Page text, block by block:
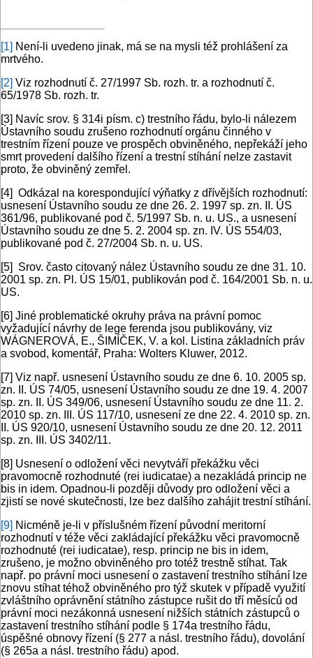
[1] Není-li uvedeno jinak, má se na mysli též prohlášení za
mrtvého.
[2] Viz rozhodnutí č. 27/1997 Sb. rozh. tr. a rozhodnutí č.
65/1978 Sb. rozh. tr.
[3] Navíc srov. § 314i písm. c) trestního řádu, bylo-li nálezem
Ústavního soudu zrušeno rozhodnutí orgánu činného v
trestním řízení pouze ve prospěch obviněného, nepřekáží jeho
smrt provedení dalšího řízení a trestní stíhání nelze zastavit
proto, že obviněný zemřel.
[4] Odkázal na korespondující výňatky z dřívějších rozhodnutí:
usnesení Ústavního soudu ze dne 26. 2. 1997 sp. zn. II. ÚS
361/96, publikované pod č. 5/1997 Sb. n. u. US., a usnesení
Ústavního soudu ze dne 5. 2. 2004 sp. zn. IV. ÚS 554/03,
publikované pod č. 27/2004 Sb. n. u. US.
[5]
Srov. často citovaný nález Ústavního soudu ze dne 31. 10.
2001 sp. zn. Pl. ÚS 15/01, publikován pod č. 164/2001 Sb. n. u.
US.
[6] Jiné problematické okruhy práva na právní pomoc
vyžadující návrhy de lege ferenda jsou publikovány, viz
WÁGNEROVÁ, E., ŠIMÍČEK, V. a kol. Listina základních práv
a svobod, komentář, Praha: Wolters Kluwer, 2012.
[7] Viz např. usnesení Ústavního soudu ze dne 6. 10. 2005 sp.
zn. II. ÚS 74/05, usnesení Ústavního soudu ze dne 19. 4. 2007
sp. zn. II. ÚS 349/06, usnesení Ústavního soudu ze dne 11. 2.
2010 sp. zn. III. ÚS 117/10, usnesení ze dne 22. 4. 2010 sp. zn.
II. ÚS 920/10, usnesení Ústavního soudu ze dne 20. 12. 2011
sp. zn. III. ÚS 3402/11.
[8] Usnesení o odložení věci nevytváří překážku věci
pravomocně rozhodnuté (rei iudicatae) a nezakládá princip ne
bis in idem. Opadnou-li později důvody pro odložení věci a
zjistí se nové skutečnosti, lze bez dalšího zahájit trestní stíhání.
[9] Nicméně je-li v příslušném řízení původní meritorní
rozhodnutí v téže věci zakládající překážku věci pravomocně
rozhodnuté (rei iudicatae), resp. princip ne bis in idem,
zrušeno, je možno obviněného pro totéž trestně stíhat. Tak
např. po právní moci usnesení o zastavení trestního stíhání lze
znovu stíhat téhož obviněného pro týž skutek v případě využití
zvláštního oprávnění státního zástupce rušit do tří měsíců od
právní moci nezákonná usnesení nižších státních zástupců o
zastavení trestního stíhání podle § 174a trestního řádu,
úspěšné obnovy řízení (§ 277 a násl. trestního řádu), dovolání
(§ 265a a násl. trestního řádu) apod.